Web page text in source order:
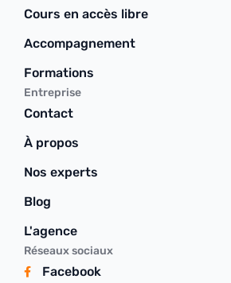
Cours en accès libre
Accompagnement
Formations
Entreprise
Contact
À propos
Nos experts
Blog
L'agence
Réseaux sociaux
Facebook